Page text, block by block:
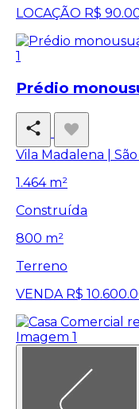
LOCAÇÃO R$
Prédio
Vila Madalena |
1.464 m²
Construída
800 m²
Terreno
VENDA R$